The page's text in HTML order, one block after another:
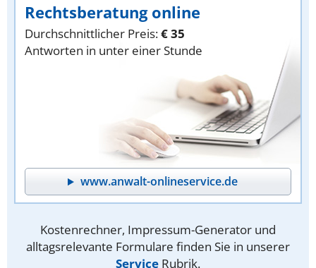
Rechtsberatung online
Durchschnittlicher Preis:€ 35
Antworten in unter einer Stunde
www.anwalt-onlineservice.de
Kostenrechner, Impressum-Generator und
alltagsrelevante Formulare finden Sie in unserer
Service Rubrik.